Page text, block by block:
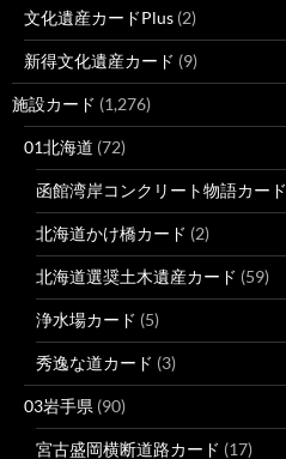
文化遺産カードPlus (2)
新得文化遺産カード (9)
施設カード (1,276)
01北海道 (72)
函館湾岸コンクリート物語カード
北海道かけ橋カード (2)
北海道選奨土木遺産カード (59)
浄水場カード (5)
秀逸な道カード (3)
03岩手県 (90)
宮古盛岡横断道路カード (17)